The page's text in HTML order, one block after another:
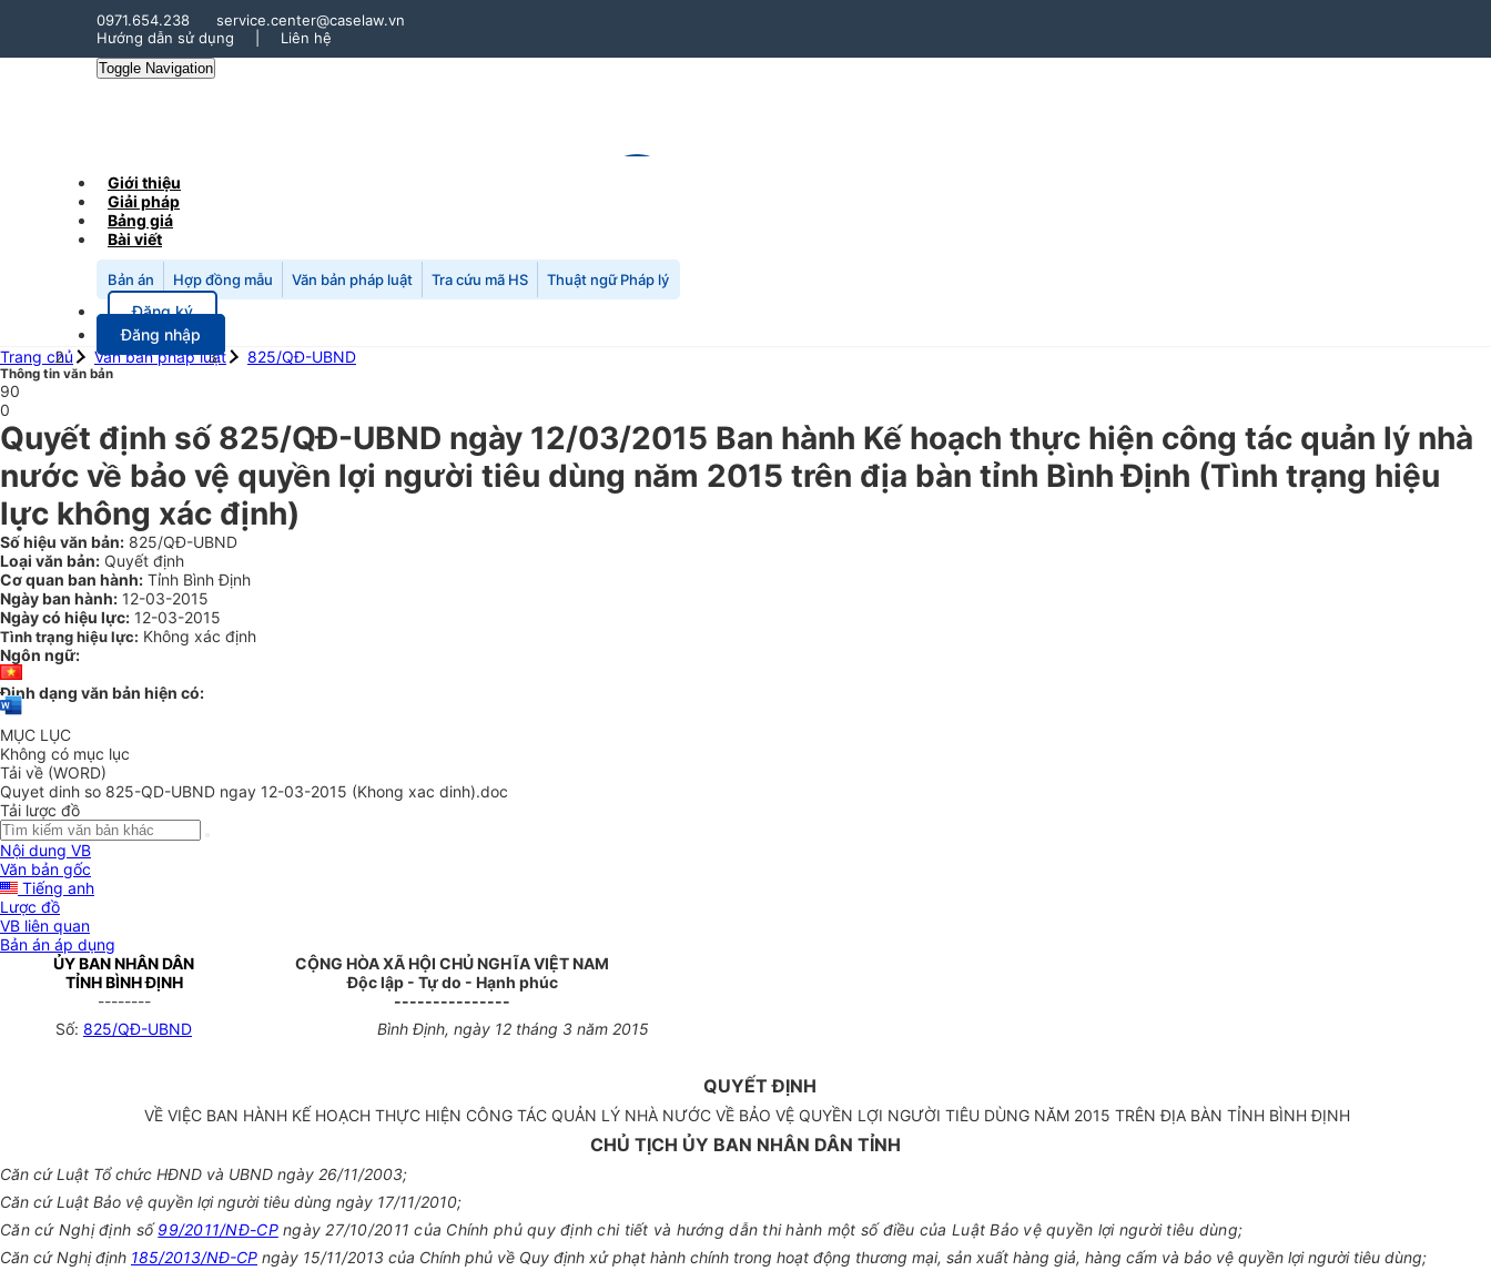
0971.654.238
service.center@caselaw.vn
Hướng dẫn sử dụng
Liên hệ
Toggle Navigation
Giới thiệu
Giải pháp
Bảng giá
Bài viết
Bản án Hợp đồng mẫu Văn bản pháp luật Tra cứu mã HS Thuật ngữ Pháp lý
Đăng ký
Đăng nhập
Trang chủ
Văn bản pháp luật 825/QĐ-UBND
Thông tin văn bản
90
0
Quyết định số 825/QĐ-UBND ngày 12/03/2015 Ban hành Kế hoạch thực hiện công tác quản lý nhà
nước về bảo vệ quyền lợi người tiêu dùng năm 2015 trên địa bàn tỉnh Bình Định (Tình trạng hiệu
lực không xác định)
Số hiệu văn bản: 825/QĐ-UBND
Loại văn bản: Quyết định
Cơ quan ban hành: Tỉnh Bình Định
Ngày ban hành: 12-03-2015
Ngày có hiệu lực: 12-03-2015
Tình trạng hiệu lực: Không xác định
Ngôn ngữ:
Định dạng văn bản hiện có:
MỤC LỤC
Không có mục lục
Tải về (WORD)
Quyet dinh so 825-QD-UBND ngay 12-03-2015 (Khong xac dinh).doc
Tải lược đồ
Nội dung VB
Văn bản gốc
Tiếng anh
Lược đồ
VB liên quan
Bản án áp dụng
ỦY BAN NHÂN DÂN
TỈNH BÌNH ĐỊNH
--------
CỘNG HÒA XÃ HỘI CHỦ NGHĨA VIỆT NAM
Độc lập - Tự do - Hạnh phúc
---------------
Số: 825/QĐ-UBND Bình Định, ngày 12 tháng 3 năm 2015
QUYẾT ĐỊNH
VỀ VIỆC BAN HÀNH KẾ HOẠCH THỰC HIỆN CÔNG TÁC QUẢN LÝ NHÀ NƯỚC VỀ BẢO VỆ QUYỀN LỢI NGƯỜI TIÊU DÙNG NĂM 2015 TRÊN ĐỊA BÀN TỈNH BÌNH ĐỊNH
CHỦ TỊCH ỦY BAN NHÂN DÂN TỈNH
Căn cứ Luật Tổ chức HĐND và UBND ngày 26/11/2003;
Căn cứ Luật Bảo vệ quyền lợi người tiêu dùng ngày 17/11/2010;
Căn cứ Nghị định số99/2011/NĐ-CPngày 27/10/2011 của Chính phủ quy định chi tiết và hướng dẫn thi hành một số điều của Luật Bảo vệ quyền lợi người tiêu dùng;
Căn cứ Nghị định 185/2013/NĐ-CP ngày 15/11/2013 của Chính phủ về Quy định xử phạt hành chính trong hoạt động thương mại, sản xuất hàng giả, hàng cấm và bảo vệ quyền lợi người tiêu dùng;